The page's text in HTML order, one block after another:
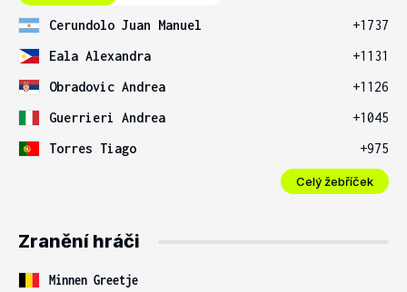
Cerundolo Juan Manuel
+1737
Eala Alexandra
+1131
Obradovic Andrea
+1126
Guerrieri Andrea
+1045
Torres Tiago
+975
Celý žebříček
Zranění hráči
Minnen Greetje